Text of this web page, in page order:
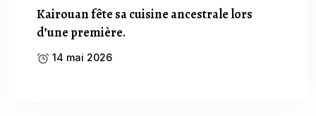
Kairouan fête sa cuisine ancestrale lors
d’une première.
14 mai 2026